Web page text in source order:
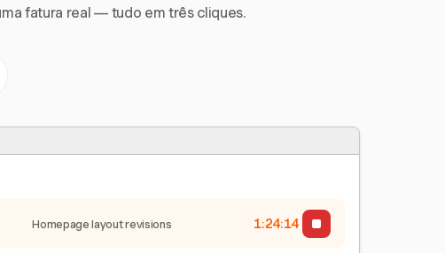
fatura real — tudo em três cliques.
Homepage layout revisions 1:24:15